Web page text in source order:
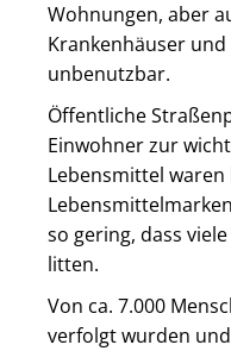
Wohnungen, aber
Krankenhäuser
unbenutzbar.
Öffentliche
Einwohner zur
Lebensmittel
so gering, dass
litten.
Von ca. 7.000
verfolgt wurden